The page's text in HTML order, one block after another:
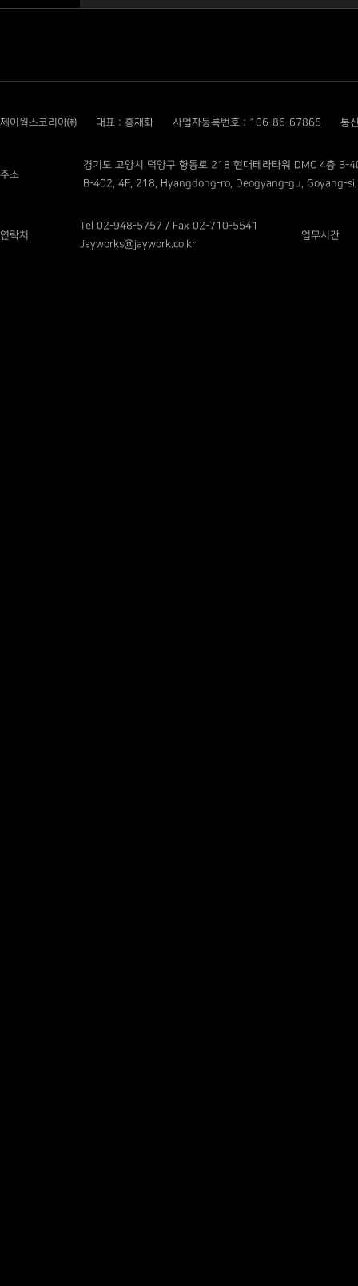
제이웍스코리아㈜ 대표 : 홍재화 사업자등록번호 : 106-86-67865 통
주소
경기도 고양시 덕양구 향동로 218 현대테라타워 DMC 4층 B-
B-402, 4F, 218, Hyangdong-ro, Deogyang-gu, Goyang-
연락처
Tel 02-948-5757 / Fax 02-710-5541
Jayworks@jaywork.co.kr
업무시간